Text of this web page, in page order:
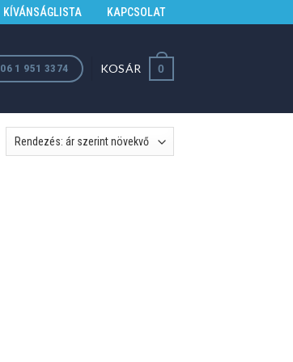
KÍVÁNSÁGLISTA KAPCSOLAT
06 1 951 3374 KOSÁR 0